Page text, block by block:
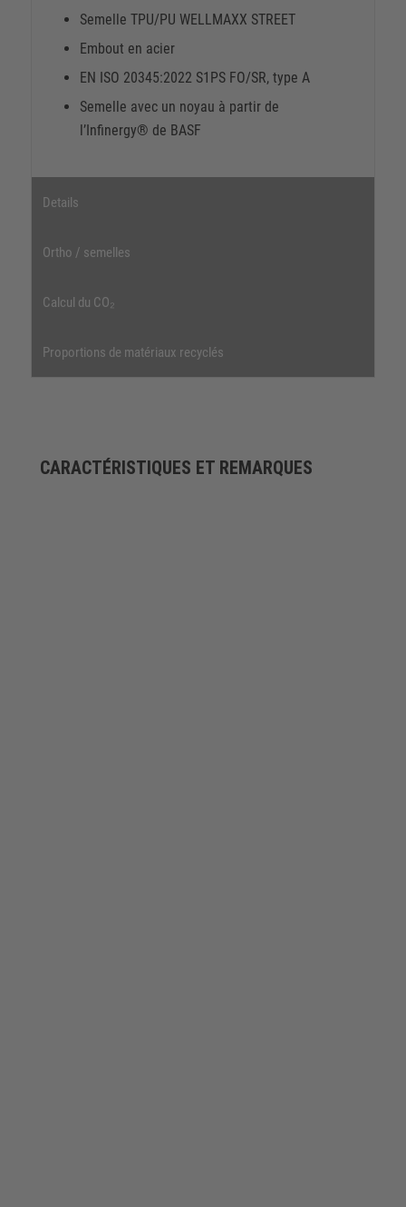
Semelle TPU/PU WELLMAXX STREET
Embout en acier
EN ISO 20345:2022 S1PS FO/SR, type A
Semelle avec un noyau à partir de
l’Infinergy® de BASF
Details
Ortho / semelles
Calcul du CO₂
Proportions de matériaux recyclés
CARACTÉRISTIQUES ET REMARQUES